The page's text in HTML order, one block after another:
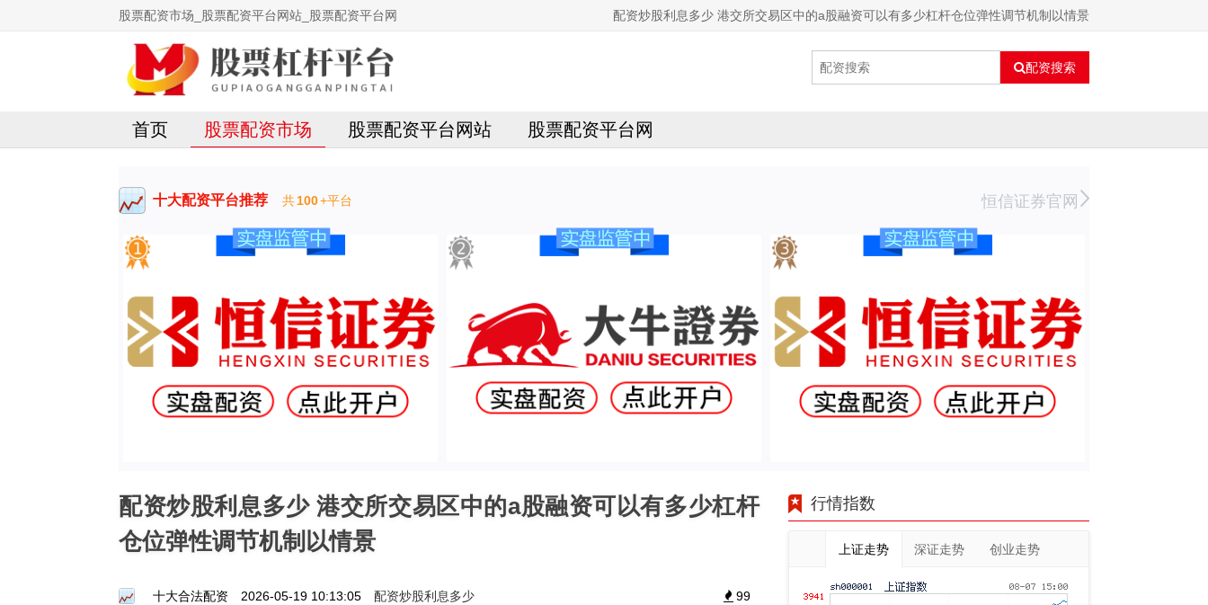
股票配资市场_股票配资平台网站_股票配资平台网 配资炒股利息多少 港交所交易区中的a股融资可以有多少杠杆仓位弹性调节机制以情景
配资搜索
首页 股票配资市场 股票配资平台网站 股票配资平台网
十大配资平台推荐 共100+平台 恒信证券官网
配资炒股利息多少 港交所交易区中的a股融资可以有多少杠杆
仓位弹性调节机制以情景
十大合法配资 2026-05-19 10:13:05 配资炒股利息多少 99
行情指数
上证走势 深证走势 创业走势